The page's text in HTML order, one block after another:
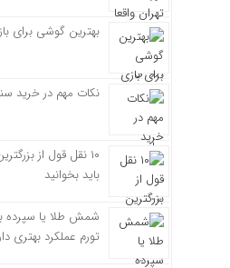
بهترین گوشی برای
نکات مهم در خرید
۱۰ نقل قول از
باید بخوانید
شمش طلا یا سپرده
تورم عملکرد بهتری